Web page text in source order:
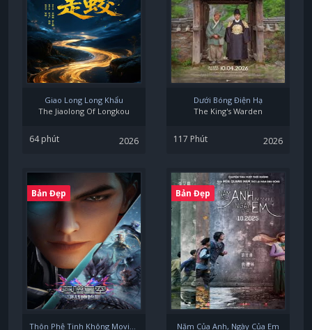
Giao Long Long Khẩu
The Jiaolong Of Longkou
64 phút 2026
Dưới Bóng Điện Hạ
The King's Warden
117 Phút 2026
Bản Đẹp
Thôn Phệ Tinh Không Movie: Quyết Chiến Nguyên Thủy Tinh
Bản Đẹp
Năm Của Anh, Ngày Của Em